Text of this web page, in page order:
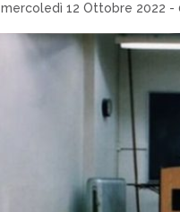
mercoledì 12 Ottobre 2022 -